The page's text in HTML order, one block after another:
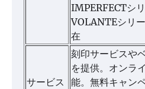
IMPERFECTシ
VOLANTEシリ
在
サービス
刻印サービスや
を提供。オンラ
能。無料キャン